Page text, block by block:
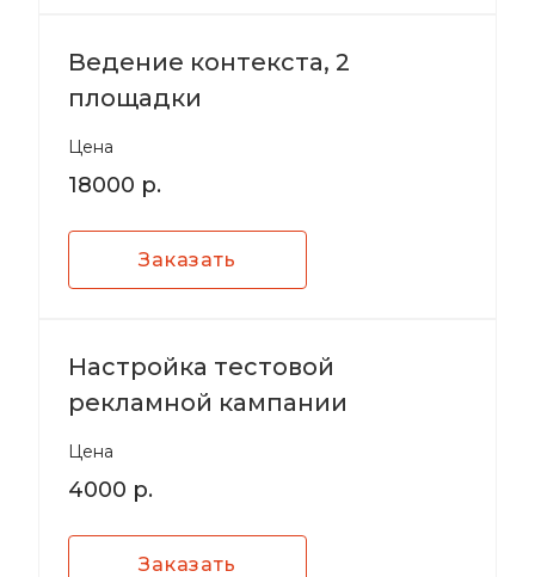
Ведение контекста, 2
площадки
Цена
18000 р.
Заказать
Настройка тестовой
рекламной кампании
Цена
4000 р.
Заказать